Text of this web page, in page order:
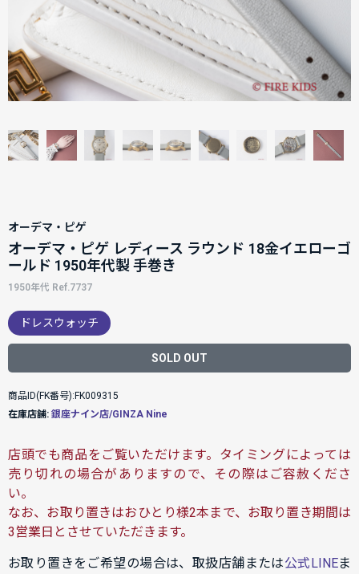
オーデマ・ピゲ
オーデマ・ピゲ レディース ラウンド 18金イエローゴ
ールド 1950年代製 手巻き
1950年代 Ref.7737
ドレスウォッチ
SOLD OUT
商品ID(FK番号):FK009315
在庫店舗: 銀座ナイン店/GINZA Nine
店頭でも商品をご覧いただけます。タイミングによっては
売り切れの場合がありますので、その際はご容赦くださ
い。
なお、お取り置きはおひとり様2本まで、お取り置き期間は
3営業日とさせていただきます。
お取り置きをご希望の場合は、取扱店舗または公式LINEま